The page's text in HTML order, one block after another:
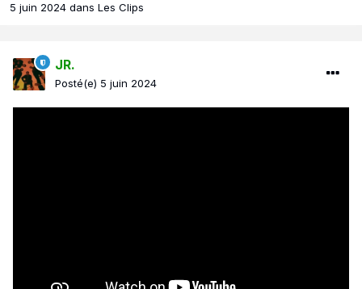
5 juin 2024 dans Les Clips
JR.
Posté(e) 5 juin 2024